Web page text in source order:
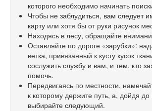
которого необходимо начинать
Чтобы не заблудиться, вам следует
карту или хотя бы от руки рисунок
Находясь в лесу, обращайте
Оставляйте по дороге «зарубки»:
ветка, привязанный к кусту кусок
сослужить службу и вам, и тем, кто
помочь.
Передвигаясь по местности,
к которому держите путь, а, дойдя
выбирайте следующий.